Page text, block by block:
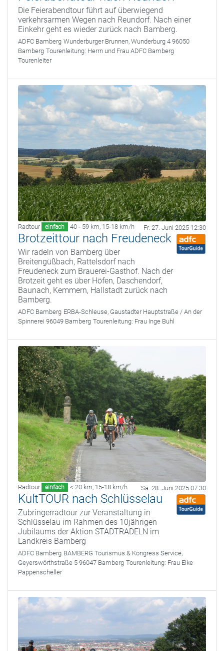
Die Feierabendtour führt auf überwiegend
verkehrsarmen Wegen nach Reundorf. Nach einer
Einkehr geht es wieder zurück nach Bamberg.
ADFC Bamberg Wunderburger Brunnen, Wunderburg 4 96050
Bamberg Tourenleitung: Herrn und Frau ADFC Bamberg
Tourenleiter
Radtour einfach 40 - 59 km, 15-18 km/h Fr. 27. Juni 2025 12:30
Brotzeittour nach Freudeneck
Wir radeln von Bamberg über
Breitengüßbach, Rattelsdorf nach
Freudeneck zum Brauerei-Gasthof. Nach der
Brotzeit geht es über Höfen, Daschendorf,
Baunach, Kemmern, Hallstadt zurück nach
Bamberg.
ADFC Bamberg ERBA-Schleuse, Gaustadter Hauptstraße / An der
Spinnerei 96049 Bamberg Tourenleitung: Frau Inge Buhl
Radtour einfach < 20 km, 15-18 km/h Sa. 28. Juni 2025 07:30
KultTOUR nach Schlüsselau
Zubringerradtour zur Veranstaltung in
Schlüsselau im Rahmen des 10jährigen
Jubiläums der Aktion STADTRADELN im
Landkreis Bamberg
ADFC Bamberg BAMBERG Tourismus & Kongress Service,
Geyerswörthstraße 5 96047 Bamberg Tourenleitung: Frau Elke
Pappenscheller